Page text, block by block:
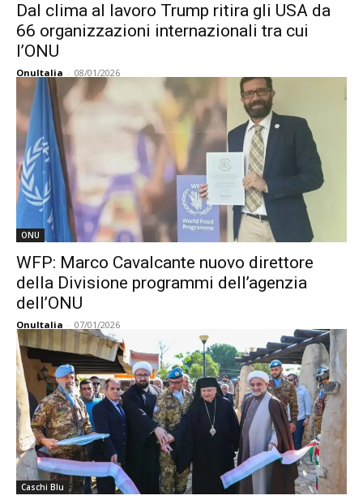
Dal clima al lavoro Trump ritira gli USA da
66 organizzazioni internazionali tra cui
l’ONU
OnuItalia - 08/01/2026
ONU
WFP: Marco Cavalcante nuovo direttore
della Divisione programmi dell’agenzia
dell’ONU
OnuItalia - 07/01/2026
Caschi Blu